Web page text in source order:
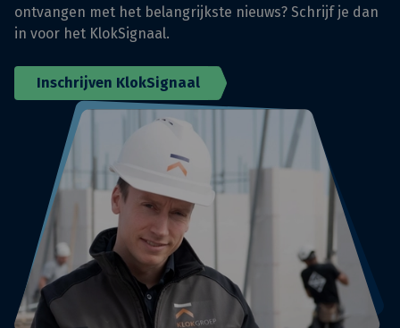
ontvangen met het belangrijkste nieuws? Schrijf je dan
in voor het KlokSignaal.
Inschrijven KlokSignaal